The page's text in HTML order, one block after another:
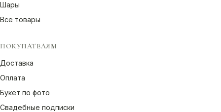
Шары
Все товары
ПОКУПАТЕЛЯМ
Доставка
Оплата
Букет по фото
Свадебные подписки